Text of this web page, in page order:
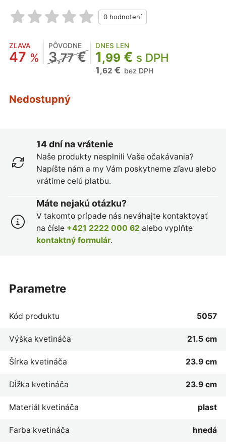
ZĽAVA
47 %
PÔVODNE
3,77€
DNES LEN
1,99 € s DPH
1,62 € bez DPH
Nedostupný
14 dní na vrátenie
Naše produkty nesplnili Vaše očakávania?
Napíšte nám a my Vám poskytneme zľavu alebo
vrátime celú platbu.
Máte nejakú otázku?
V takomto prípade nás neváhajte kontaktovať
na čísle +421 2222 000 62 alebo vyplňte
kontaktný formulár.
parametre
Kód produktu 5057
Výška kvetináča 21.5 cm
Šírka kvetináča 23.9 cm
Dĺžka kvetináča 23.9 cm
Materiál kvetináča plast
Farba kvetináča hnedá